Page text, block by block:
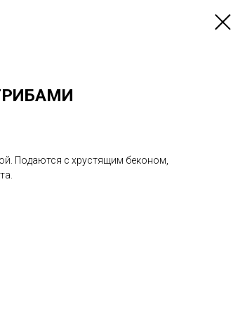
Подаются с хрустящим беконом,